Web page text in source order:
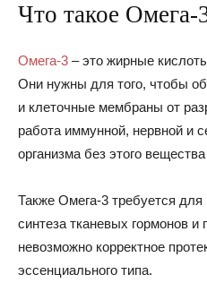
Что такое Омега-
Омега-3 – это жирные
Они нужны для того, чтобы
и клеточные мембраны от
работа иммунной, нервной и
организма без этого
Также Омега-3 требуется для
синтеза тканевых гормонов и
невозможно корректное
эссенциального типа.